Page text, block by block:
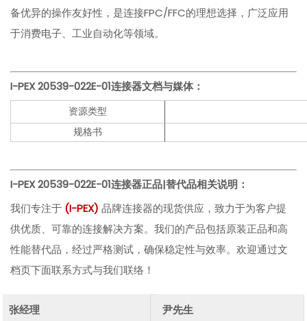
备优异的操作友好性，是连接FPC/FFC的理想选择，广泛应用
于消费电子、工业自动化等领域。
I-PEX20539-022E-01连接器文档与媒体：
资源类型
规格书
I-PEX20539-022E-01连接器正品|替代品相关说明：
我们专注于 (I-PEX)品牌连接器的现货供应，致力于为客户提
供优质、可靠的连接解决方案。我们的产品包括原装正品和高
性能替代品，经过严格测试，确保稳定性与效率。欢迎通过文
档页下面联系方式与我们联络！
张经理
尹先生